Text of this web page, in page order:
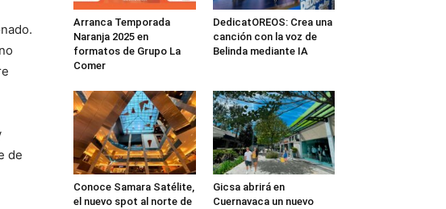
de
Arranca Temporada
Naranja 2025 en
formatos de Grupo La
Comer
DedicatOREOS: Crea una
canción con la voz de
Belinda mediante IA
Conoce Samara Satélite,
el nuevo spot al norte de
Gicsa abrirá en
Cuernavaca un nuevo